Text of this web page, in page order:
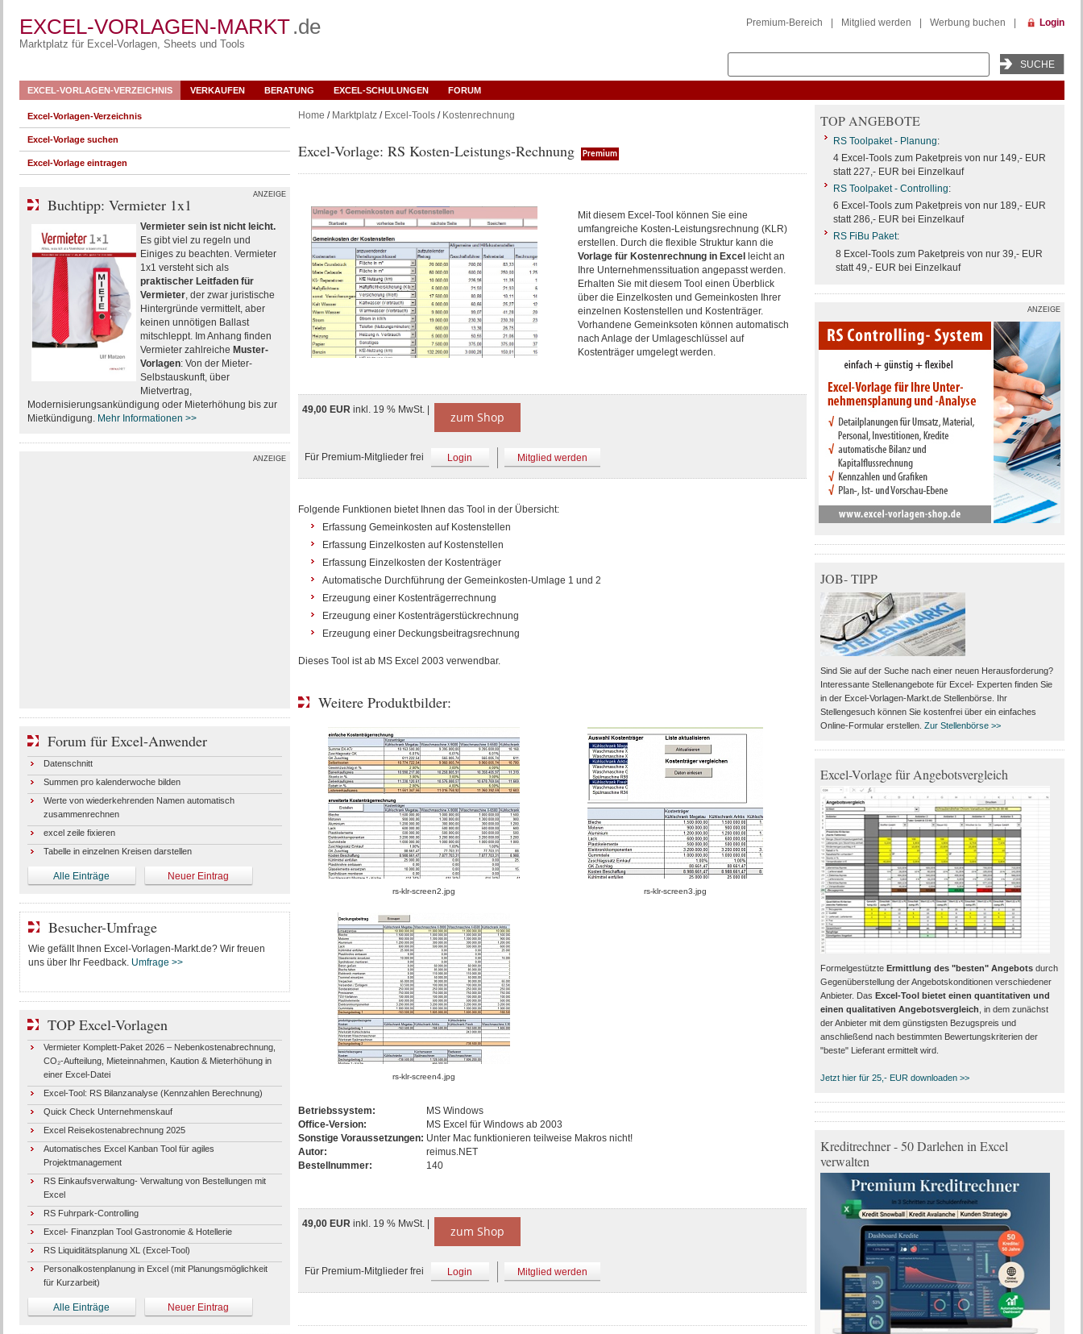
EXCEL-VORLAGEN-MARKT.de
Marktplatz für Excel-Vorlagen, Sheets und Tools
Premium-Bereich Mitglied werden Werbung buchen Login
EXCEL-VORLAGEN-VERZEICHNIS VERKAUFEN BERATUNG EXCEL-SCHULUNGEN FORUM
Home / Marktplatz/ Excel-Tools/ Kostenrechnung
Excel-Vorlage: RS Kosten-Leistungs-Rechnung Premium
Mit diesem Excel-Tool können Sie eine
umfangreiche Kosten-Leistungsrechnung (KLR)
erstellen. Durch die flexible Struktur kann die
Vorlage für Kostenrechnung in Excel
leicht an
Ihre Unternehmenssituation angepasst werden.
Erhalten Sie mit diesem Tool einen Überblick
über die Einzelkosten und Gemeinkosten Ihrer
einzelnen Kostenstellen und Kostenträger.
Vorhandene Gemeinksoten können automatisch
nach Anlage der Umlageschlüssel auf
Kostenträger umgelegt werden.
49,00 EUR inkl. 19 % MwSt. | zum Shop
Für Premium-Mitglieder frei Login Mitglied werden
Folgende Funktionen bietet Ihnen das Tool in der Übersicht:
Erfassung Gemeinkosten auf Kostenstellen
Erfassung Einzelkosten auf Kostenstellen
Erfassung Einzelkosten der Kostenträger
Automatische Durchführung der Gemeinkosten-Umlage 1 und 2
Erzeugung einer Kostenträgerrechnung
Erzeugung einer Kostenträgerstückrechnung
Erzeugung einer Deckungsbeitragsrechnung
Dieses Tool ist ab MS Excel 2003 verwendbar.
Weitere Produktbilder:
rs-klr-screen2.jpg rs-klr-screen3.jpg
rs-klr-screen4.jpg
Betriebssystem:
MS Windows
Office-Version:
MS Excel für Windows ab 2003
Sonstige Voraussetzungen: Unter Mac funktionieren teilweise Makros nicht!
Autor:
reimus.NET
Bestellnummer:
140
49,00 EUR inkl. 19 % MwSt. | zum Shop
Für Premium-Mitglieder frei Login Mitglied werden
Excel-Vorlagen-Verzeichnis
Excel-Vorlage suchen
Excel-Vorlage eintragen
ANZEIGE
Buchtipp: Vermieter 1x1
Vermieter sein ist nicht leicht.
Es gibt viel zu regeln und
Einiges zu beachten. Vermieter
1x1 versteht sich als
praktischer Leitfaden für
Vermieter, der zwar juristische
Hintergründe vermittelt, aber
keinen unnötigen Ballast
mitschleppt. Im Anhang finden
Vermieter zahlreiche Muster-
Vorlagen: Von der Mieter-
Selbstauskunft, über
Mietvertrag,
Modernisierungsankündigung oder Mieterhöhung bis zur
Mietkündigung. Mehr Informationen >>
ANZEIGE
Forum für Excel-Anwender
Datenschnitt
Summen pro kalenderwoche bilden
Werte von wiederkehrenden Namen automatisch
zusammenrechnen
excel zeile fixieren
Tabelle in einzelnen Kreisen darstellen
Alle Einträge Neuer Eintrag
Besucher-Umfrage
Wie gefällt Ihnen Excel-Vorlagen-Markt.de? Wir freuen
uns über Ihr Feedback. Umfrage >>
TOP Excel-Vorlagen
Vermieter Komplett-Paket 2026 – Nebenkostenabrechnung,
CO₂-Aufteilung, Mieteinnahmen, Kaution & Mieterhöhung in
einer Excel-Datei
Excel-Tool: RS Bilanzanalyse (Kennzahlen Berechnung)
Quick Check Unternehmenskauf
Excel Reisekostenabrechnung 2025
Automatisches Excel Kanban Tool für agiles
Projektmanagement
RS Einkaufsverwaltung- Verwaltung von Bestellungen mit
Excel
RS Fuhrpark-Controlling
Excel- Finanzplan Tool Gastronomie & Hotellerie
RS Liquiditätsplanung XL (Excel-Tool)
Personalkostenplanung in Excel (mit Planungsmöglichkeit
für Kurzarbeit)
Alle Einträge Neuer Eintrag
TOP ANGEBOTE
RS Toolpaket - Planung:
4 Excel-Tools zum Paketpreis von nur 149,- EUR
statt 227,- EUR bei Einzelkauf
RS Toolpaket - Controlling:
6 Excel-Tools zum Paketpreis von nur 189,- EUR
statt 286,- EUR bei Einzelkauf
RS FiBu Paket:
8 Excel-Tools zum Paketpreis von nur 39,- EUR
statt 49,- EUR bei Einzelkauf
ANZEIGE
JOB- TIPP
Sind Sie auf der Suche nach einer neuen Herausforderung?
Interessante Stellenangebote für Excel- Experten finden Sie
in der Excel-Vorlagen-Markt.de Stellenbörse. Ihr
Stellengesuch können Sie kostenfrei über ein einfaches
Online-Formular erstellen. Zur Stellenbörse >>
Excel-Vorlage für Angebotsvergleich
Formelgestützte Ermittlung des "besten" Angebotsdurch
Gegenüberstellung der Angebotskonditionen verschiedener
Anbieter. Das Excel-Tool bietet einen quantitativen und
einen qualitativen Angebotsvergleich , in dem zunächst
der Anbieter mit dem günstigsten Bezugspreis und
anschließend nach bestimmten Bewertungskriterien der
"beste" Lieferant ermittelt wird.
Jetzt hier für 25,- EUR downloaden >>
Kreditrechner - 50 Darlehen in Excel
verwalten